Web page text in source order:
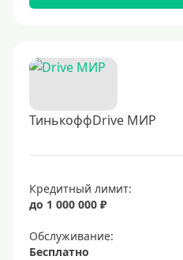
ТинькоффDrive МИР
Кредитный лимит:
до 1 000 000 ₽
Обслуживание:
Бесплатно